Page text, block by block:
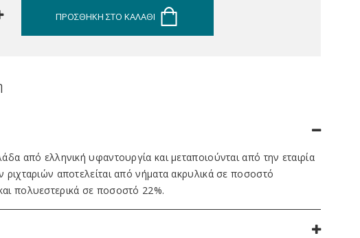
ΠΡΟΣΘΉΚΗ ΣΤΟ ΚΑΛΆΘΙ
από ελληνική υφαντουργία και μεταποιούνται από την εταιρία
αποτελείται από νήματα ακρυλικά σε ποσοστό
πολυεστερικά σε ποσοστό 22%.